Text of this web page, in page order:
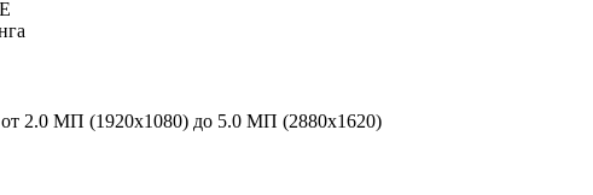
от 2.0 МП (1920x1080) до 5.0 МП (2880x1620)